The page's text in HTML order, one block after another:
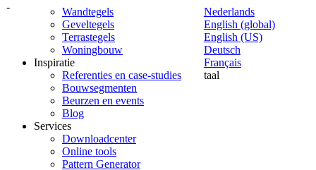
-
Nederlands
English (global)
English (US)
Deutsch
Français
taal
Wandtegels
Geveltegels
Terrastegels
Woningbouw
Inspiratie
Referenties en case-studies
Bouwsegmenten
Beurzen en events
Blog
Services
Downloadcenter
Online tools
Pattern Generator